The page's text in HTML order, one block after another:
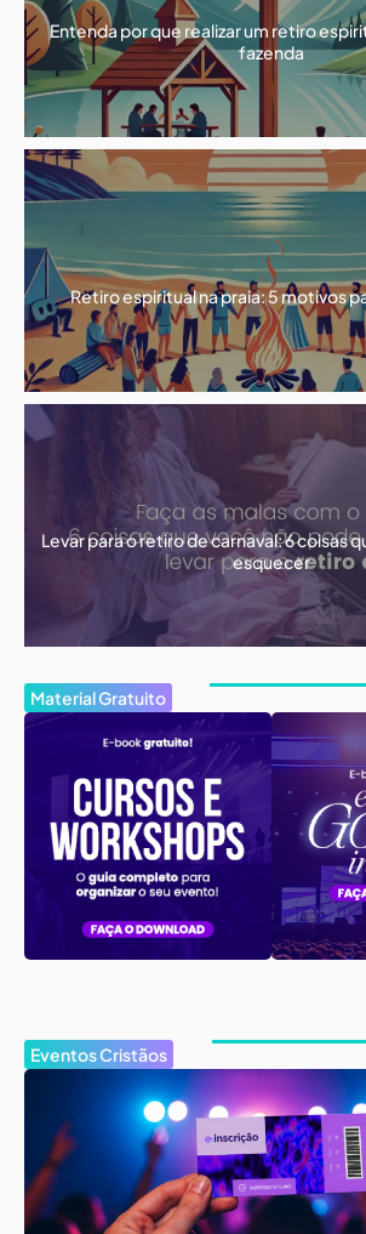
Entenda por que realizar um retiro
fazenda
Retiro espiritual na praia: 5 motivos
Levar para o retiro de carnaval: 6 coisas
esquecer
Material Gratuito
Eventos Cristãos